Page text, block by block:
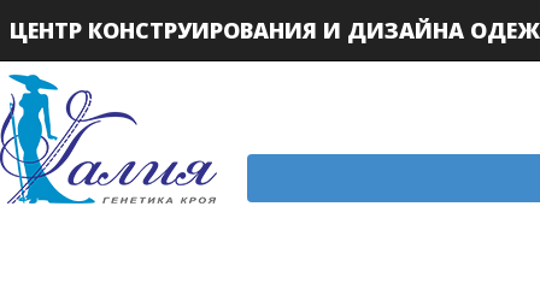
ЦЕНТР КОНСТРУИРОВАНИЯ И ДИЗАЙНА